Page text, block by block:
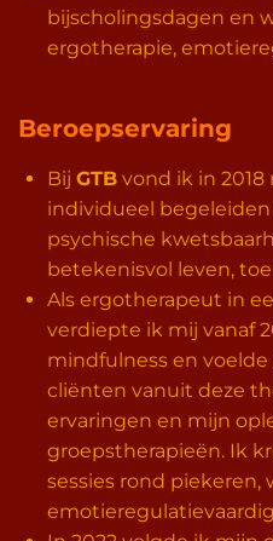
bijscholingsdagen en
ergotherapie,
Beroepservaring
Bij GTB vond ik in
individueel
psychische
betekenisvol leven,
Als ergotherapeut in
verdiepte ik mij vanaf
mindfulness en
cliënten vanuit deze
ervaringen en mijn
groepstherapieën. Ik
sessies rond